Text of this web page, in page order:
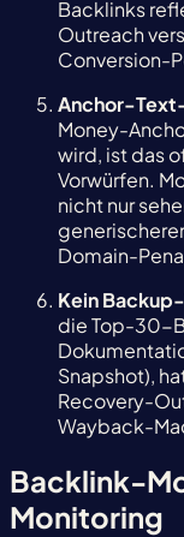
Backlinks
Outreach
Conversion-
Anchor-
Money-
wird, ist das
Vorwürfen.
nicht nur
Domain-
Kein
die Top-30-
Snapshot),
Recovery-
Wayback-
Backlink-
Monitoring